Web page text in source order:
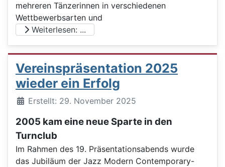
mehreren Tänzerinnen in verschiedenen
Wettbewerbsarten und
Weiterlesen: ...
Vereinspräsentation 2025
wieder ein Erfolg
DetailsErstellt: 29. November 2025
2005 kam eine neue Sparte in den
Turnclub
Im Rahmen des 19. Präsentationsabends wurde
das Jubiläum der Jazz Modern Contemporary-